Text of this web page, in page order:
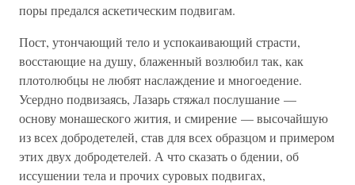
поры предался аскетическим подвигам.
Пост, утончающий тело и успокаивающий страсти,
восстающие на душу, блаженный возлюбил так, как
плотолюбцы не любят наслаждение и многоедение.
Усердно подвизаясь, Лазарь стяжал послушание —
основу монашеского жития, и смирение — высочайшую
из всех добродетелей, став для всех образцом и примером
этих двух добродетелей. А что сказать о бдении, об
иссушении тела и прочих суровых подвигах,